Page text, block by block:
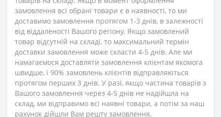
замовлення всі обрані товари є в наявності, то ми
доставимо замовлення протягом 1-3 днів, в залежності
від віддаленості Вашого регіону. Якщо замовлений
товар відсутній на складі, то максимальний термін
доставки замовлення може скласти 4-5 днів. Але ми
намагаємося доставляти замовлення клієнтам якомога
швидше, і 90% замовлень клієнтів відправляються
протягом перших 3 днів. У разі, якщо частина товарів з
Вашого замовлення через 4-5 днів не надійшла на
склад, ми відправимо всі наявні товари, а потім за наш
рахунок дійшли Вам решту замовлення.